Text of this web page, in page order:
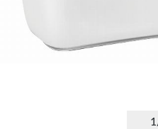
1